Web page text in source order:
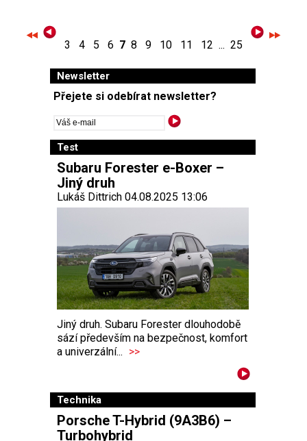
3 4 5 6 7 8 9 10 11 12 ... 25
Newsletter
Přejete si odebírat newsletter?
Test
Subaru Forester e-Boxer –
Jiný druh
Lukáš Dittrich 04.08.2025 13:06
Jiný druh. Subaru Forester dlouhodobě
sází především na bezpečnost, komfort
a univerzální... >>
Technika
Porsche T-Hybrid (9A3B6) –
Turbohybrid